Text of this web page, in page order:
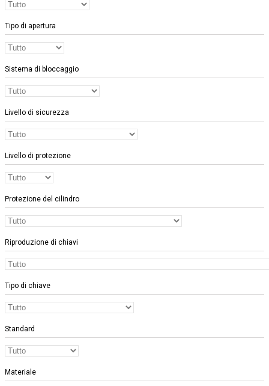
Tipo di apertura
Sistema di bloccaggio
Livello di sicurezza
Livello di protezione
Protezione del cilindro
Riproduzione di chiavi
Tipo di chiave
Standard
Materiale